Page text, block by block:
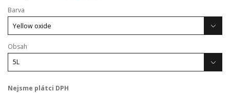
Barva
Obsah
Nejsme plátci DPH